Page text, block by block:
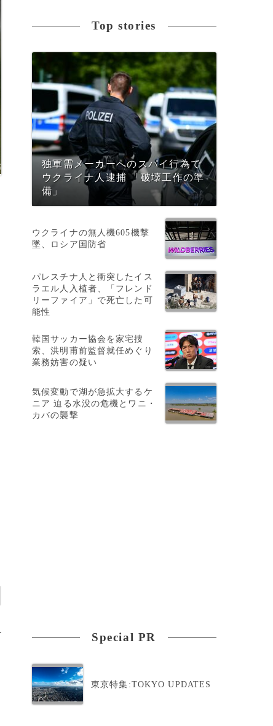
Top stories
独軍需メーカーへのスパイ行為で
ウクライナ人逮捕 「破壊工作の準
備」
ウクライナの無人機605機撃
墜、ロシア国防省
パレスチナ人と衝突したイス
ラエル人入植者、「フレンド
リーファイア」で死亡した可
能性
韓国サッカー協会を家宅捜
索、洪明甫前監督就任めぐり
業務妨害の疑い
気候変動で湖が急拡大するケ
ニア 迫る水没の危機とワニ・
カバの襲撃
Special PR
東京特集:TOKYO UPDATES